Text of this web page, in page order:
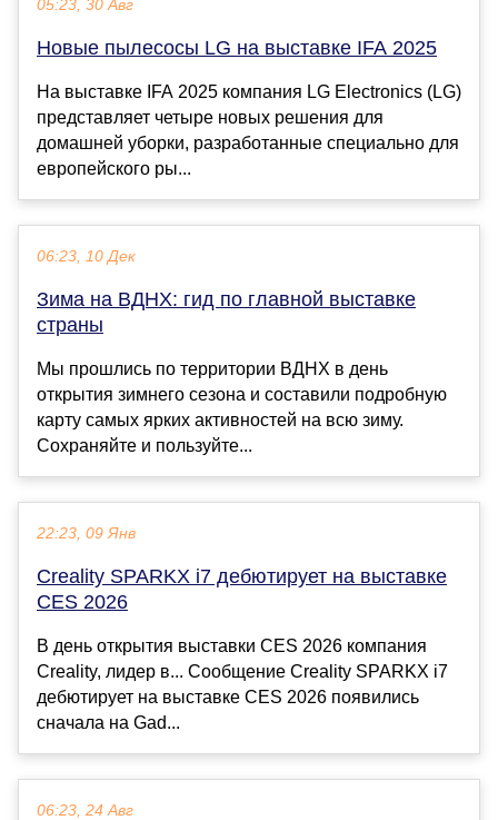
05:23, 30 Авг
Новые пылесосы LG на выставке IFA 2025
На выставке IFA 2025 компания LG Electronics (LG)
представляет четыре новых решения для
домашней уборки, разработанные специально для
европейского ры...
06:23, 10 Дек
Зима на ВДНХ: гид по главной выставке
страны
Мы прошлись по территории ВДНХ в день
открытия зимнего сезона и составили подробную
карту самых ярких активностей на всю зиму.
Сохраняйте и пользуйте...
22:23, 09 Янв
Creality SPARKX i7 дебютирует на выставке
CES 2026
В день открытия выставки CES 2026 компания
Creality, лидер в... Сообщение Creality SPARKX i7
дебютирует на выставке CES 2026 появились
сначала на Gad...
06:23, 24 Авг